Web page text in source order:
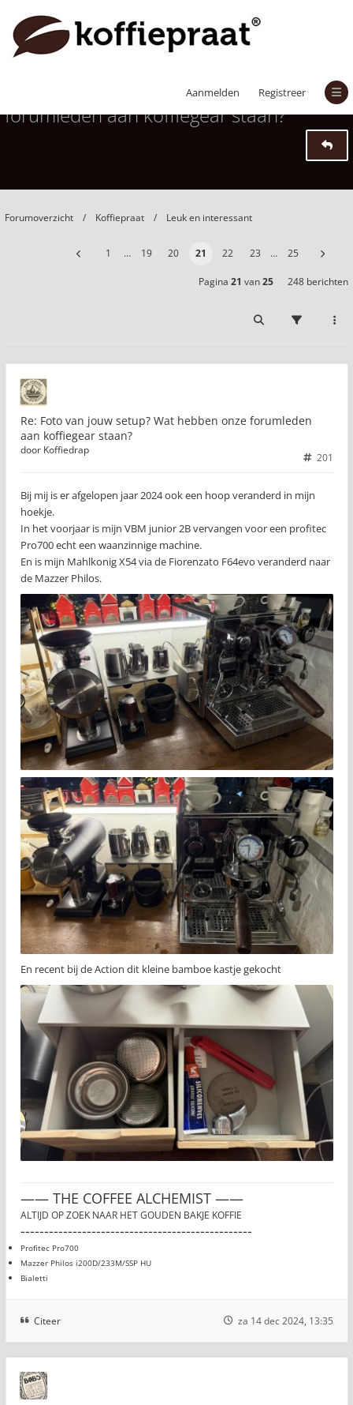
Aanmelden Registreer
Foto van jouw setup? Wat hebben onze
forumleden aan koffiegear staan?
Forumoverzicht Koffiepraat Leuk en interessant
1 … 19 20 21 22 23 … 25
Pagina 21 van25 248 berichten
Re: Foto van jouw setup? Wat hebben onze forumleden
aan koffiegear staan?
201
door Koffiedrap
Bij mij is er afgelopen jaar 2024 ook een hoop veranderd in mijn
hoekje.
In het voorjaar is mijn VBM junior 2B vervangen voor een profitec
Pro700 echt een waanzinnige machine.
En is mijn Mahlkonig X54 via de Fiorenzato F64evo veranderd naar
de Mazzer Philos.
En recent bij de Action dit kleine bamboe kastje gekocht
—— THE COFFEE ALCHEMIST ——
ALTIJD OP ZOEK NAAR HET GOUDEN BAKJE KOFFIE
-------------------------------------------------
Profitec Pro700
Mazzer Philos i200D/233M/SSP HU
Bialetti
Citeer za 14 dec 2024, 13:35